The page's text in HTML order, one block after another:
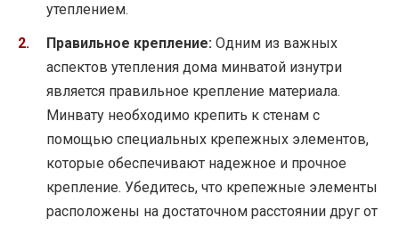
утеплением.
Правильное крепление: Одним из важных
аспектов утепления дома минватой изнутри
является правильное крепление материала.
Минвату необходимо крепить к стенам с
помощью специальных крепежных элементов,
которые обеспечивают надежное и прочное
крепление. Убедитесь, что крепежные элементы
расположены на достаточном расстоянии друг от